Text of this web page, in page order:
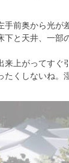
手前奥から光が
下と天井、一部
上がってすぐ
たくしないね。